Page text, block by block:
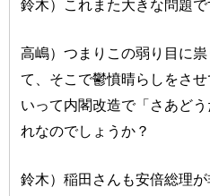
鈴木）これまた大きな問題で
高嶋）つまりこの弱り目に
て、そこで鬱憤晴らしをさ
いって内閣改造で「さあど
れなのでしょうか？
鈴木）稲田さんも安倍総理